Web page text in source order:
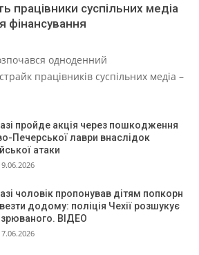
працівники суспільних медіа
фінансування
одноденний
працівників суспільних медіа –
пройде акція через пошкодження
Печерської лаври внаслідок
атаки
чоловік пропонував дітям попкорн
додому: поліція Чехії розшукує
ВІДЕО